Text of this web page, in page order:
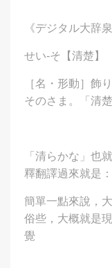
《デジタル大辞
せい‐そ【清楚】
［名・形動］飾
そのさま。「清
「清らかな」也
釋翻譯過來就是
簡單一點來說，
俗些，大概就是
覺